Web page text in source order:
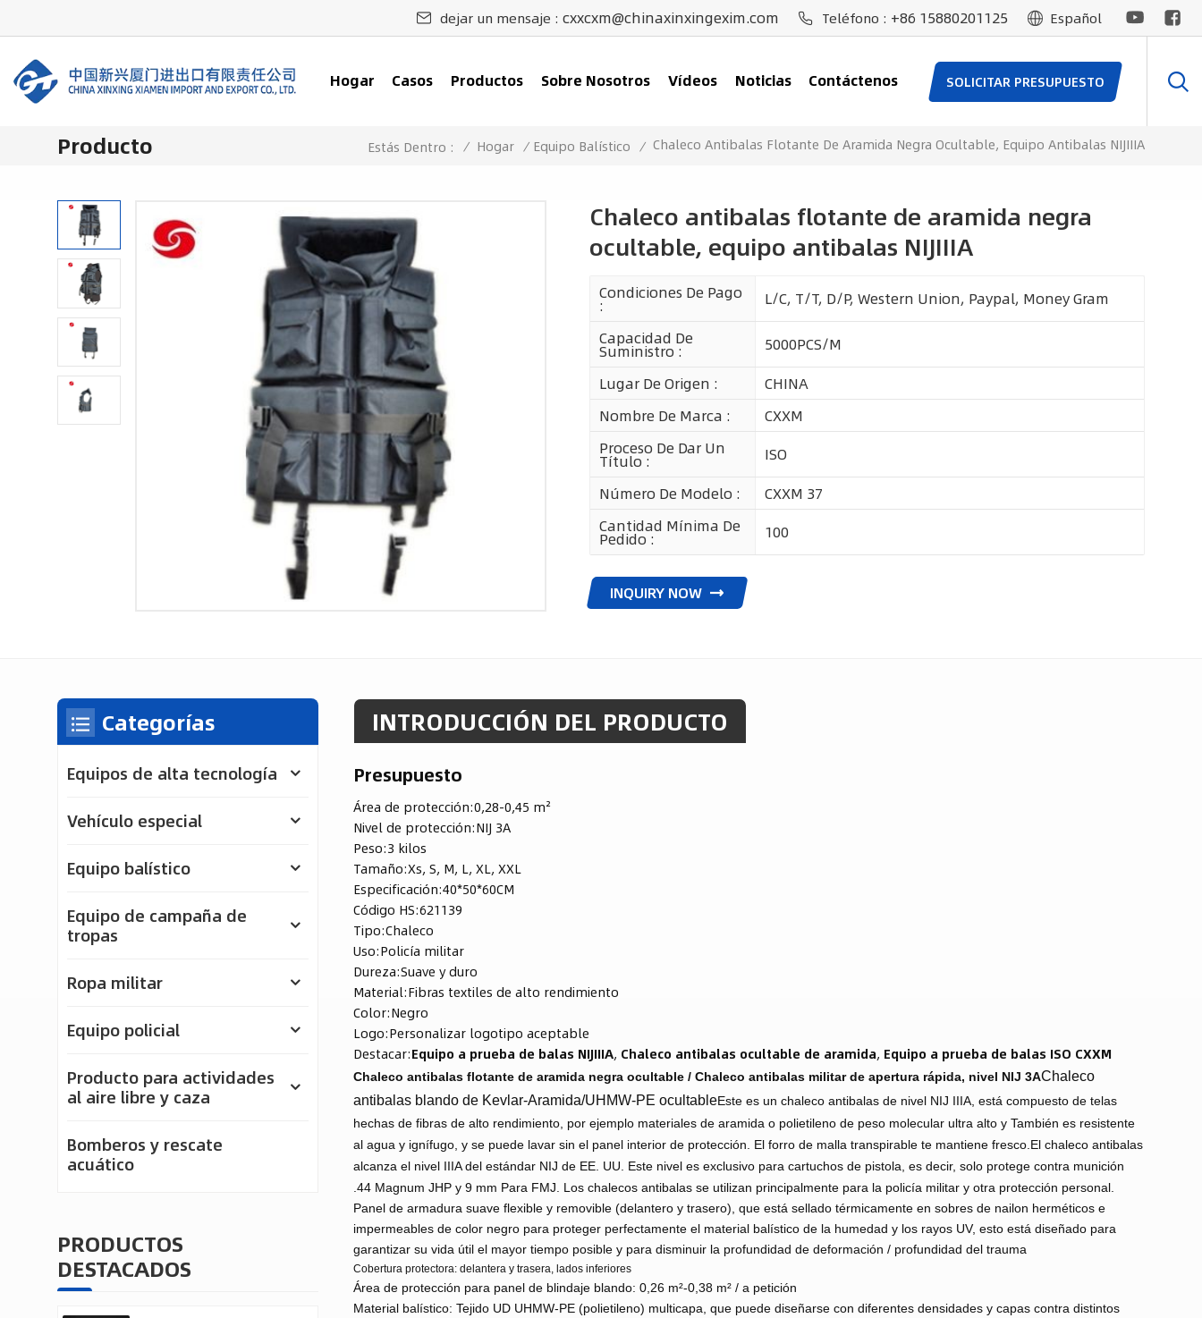
dejar un mensaje : cxxcxm@chinaxinxingexim.com Teléfono : +86 15880201125 Español
Hogar Casos Productos Sobre Nosotros Vídeos Noticias Contáctenos SOLICITAR PRESUPUESTO
Producto Estás Dentro : / Hogar / Equipo Balístico / Chaleco Antibalas Flotante De Aramida Negra Ocultable, Equipo Antibalas NIJIIIA
Chaleco antibalas flotante de aramida negra
ocultable, equipo antibalas NIJIIIA
Condiciones De Pago
:
L/C, T/T, D/P, Western Union, Paypal, Money Gram
Capacidad De
Suministro :
5000PCS/M
Lugar De Origen :
CHINA
Nombre De Marca :
CXXM
Proceso De Dar Un
Título :
ISO
Número De Modelo :
CXXM 37
Cantidad Mínima De
Pedido : 100
INQUIRY NOW
INTRODUCCIÓN DEL PRODUCTO
Presupuesto
Área de protección:0,28-0,45 m²
Nivel de protección:NIJ 3A
Peso:3 kilos
Tamaño:Xs, S, M, L, XL, XXL
Especificación:40*50*60CM
Código HS:621139
Tipo:Chaleco
Uso:Policía militar
Dureza:Suave y duro
Material:Fibras textiles de alto rendimiento
Color:Negro
Logo:Personalizar logotipo aceptable
Destacar:Equipo a prueba de balas NIJIIIA, Chaleco antibalas ocultable de aramida, Equipo a prueba de balas ISO CXXM
Chaleco antibalas flotante de aramida negra ocultable / Chaleco antibalas militar de apertura rápida, nivel NIJ 3AChaleco
antibalas blando de Kevlar-Aramida/UHMW-PE ocultableEste es un chaleco antibalas de nivel NIJ IIIA, está compuesto de telas
hechas de fibras de alto rendimiento, por ejemplo materiales de aramida o polietileno de peso molecular ultra alto yTambién es resistente
al agua y ignífugo, y se puede lavar sin el panel interior de protección. El forro de malla transpirable te mantiene fresco. El chaleco antibalas
alcanza el nivel IIIA del estándar NIJ de EE. UU. Este nivel es exclusivo para cartuchos de pistola, es decir, solo protege contra munición
.44 Magnum JHP y 9 mm Para FMJ. Los chalecos antibalas se utilizan principalmente para la policía militar y otra protección personal.
Panel de armadura suave flexible y removible (delantero y trasero), que está sellado térmicamente en sobres de nailon herméticos e
impermeables de color negro para proteger perfectamente el material balístico de la humedad y los rayos UV, esto está diseñado para
garantizar su vida útil el mayor tiempo posible y para disminuir la profundidad de deformación / profundidad del trauma
Cobertura protectora: delantera y trasera, lados inferiores
Área de protección para panel de blindaje blando: 0,26 m²-0,38 m² / a petición
Material balístico: Tejido UD UHMW-PE (polietileno) multicapa, que puede diseñarse con diferentes densidades y capas contra distintos
Categorías
Equipos de alta tecnología
Vehículo especial
Equipo balístico
Equipo de campaña de
tropas
Ropa militar
Equipo policial
Producto para actividades
al aire libre y caza
Bomberos y rescate
acuático
PRODUCTOS
DESTACADOS